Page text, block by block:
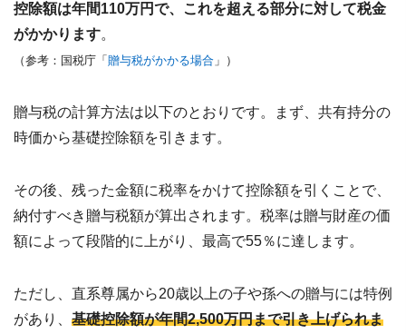
控除額は年間110万円で、これを超える部分に対して税金
がかかります。
（参考：国税庁「 贈与税がかかる場合 」）
贈与税の計算方法は以下のとおりです。まず、共有持分の
時価から基礎控除額を引きます。
その後、残った金額に税率をかけて控除額を引くことで、
納付すべき贈与税額が算出されます。税率は贈与財産の価
額によって段階的に上がり、最高で55％に達します。
ただし、直系尊属から20歳以上の子や孫への贈与には特例
があり、 基礎控除額が年間2,500万円まで引き上げられま